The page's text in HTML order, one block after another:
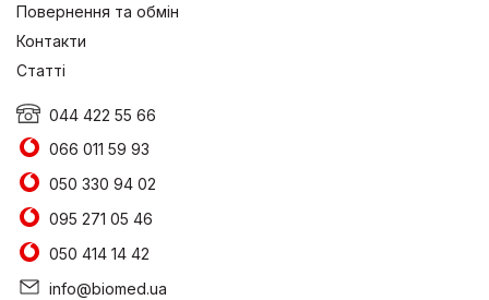
Повернення та обмін
Контакти
Статті
044 422 55 66
066 011 59 93
050 330 94 02
095 271 05 46
050 414 14 42
info@biomed.ua